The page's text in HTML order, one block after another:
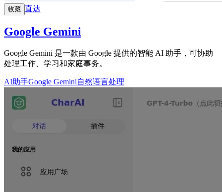
收藏 直达
Google Gemini
Google Gemini 是一款由 Google 提供的智能 AI 助手，可协助
处理工作、学习和家庭事务。
AI助手Google Gemini自然语言处理